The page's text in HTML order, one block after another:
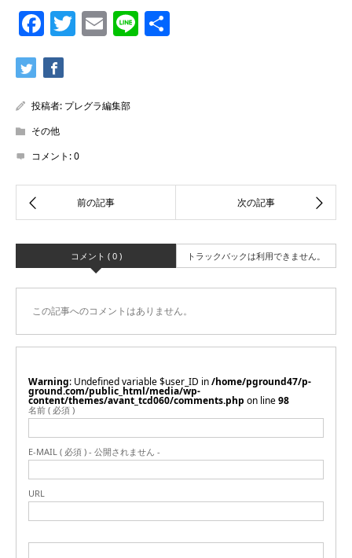
Facebook
Twitter
Email
Line
投稿者: プレグラ編集部
その他
コメント:0
コメント ( 0 ) トラックバックは利用できません。
この記事へのコメントはありません。
Warning : Undefined variable $user_ID in/home/pground47/p-
ground.com/public_html/media/wp-
content/themes/avant_tcd060/comments.php on line98
名前 ( 必須 )
E-MAIL ( 必須 ) - 公開されません -
URL